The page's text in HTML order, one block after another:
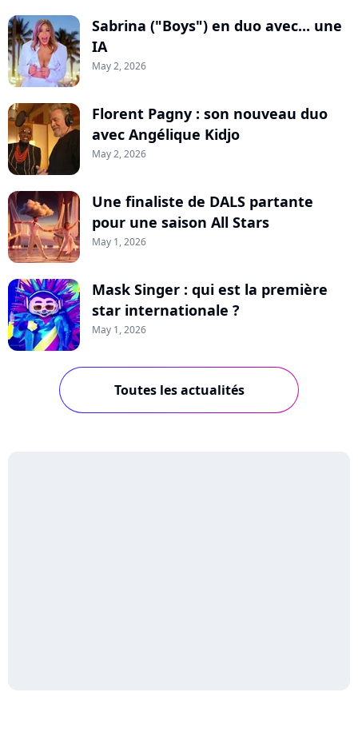
Sabrina ("Boys") en duo avec... une
IA
May 2, 2026
Florent Pagny : son nouveau duo
avec Angélique Kidjo
May 2, 2026
Une finaliste de DALS partante
pour une saison All Stars
May 1, 2026
Mask Singer : qui est la première
star internationale ?
May 1, 2026
Toutes les actualités